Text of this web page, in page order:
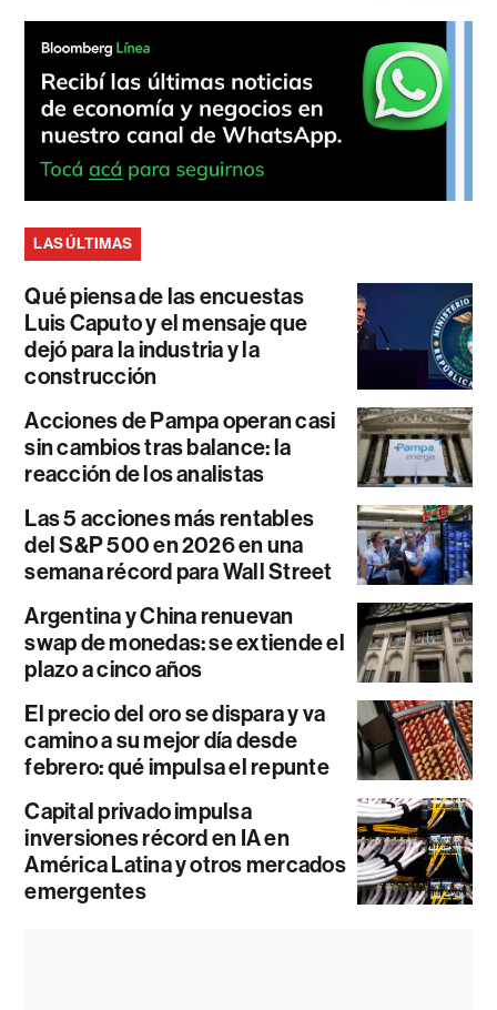
LAS ÚLTIMAS
Qué piensa de las encuestas
Luis Caputo y el mensaje que
dejó para la industria y la
construcción
Acciones de Pampa operan casi
sin cambios tras balance: la
reacción de los analistas
Las 5 acciones más rentables
del S&P 500 en 2026 en una
semana récord para Wall Street
Argentina y China renuevan
swap de monedas: se extiende el
plazo a cinco años
El precio del oro se dispara y va
camino a su mejor día desde
febrero: qué impulsa el repunte
Capital privado impulsa
inversiones récord en IA en
América Latina y otros mercados
emergentes